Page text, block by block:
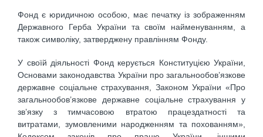
Фонд є юридичною особою, має печатку із зображенням
Державного Герба України та своїм найменуванням, а
також символіку, затверджену правлінням Фонду.
У своїй діяльності Фонд керується Конституцією України,
Основами законодавства України про загальнообов’язкове
державне соціальне страхування, Законом України «Про
загальнообов’язкове державне соціальне страхування у
зв’язку з тимчасовою втратою працездатності та
витратами, зумовленими народженням та похованням»,